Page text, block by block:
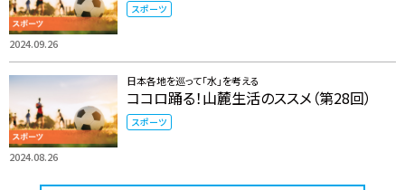
2024.09.26
スポーツ
2024.08.26
日本各地を巡って「水」を考える
ココロ踊る！山麓生活のススメ（第28回）
スポーツ